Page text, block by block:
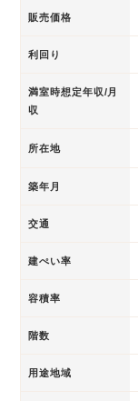
販売価格
利回り
満室時想定年収/月
収
所在地
築年月
交通
建ぺい率
容積率
階数
用途地域